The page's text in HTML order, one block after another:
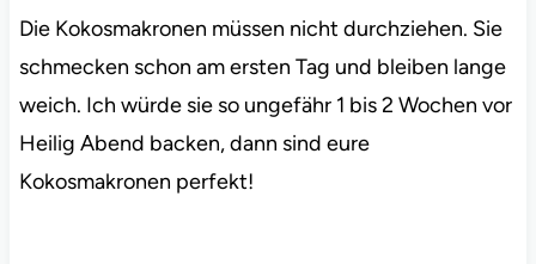
Die Kokosmakronen müssen nicht durchziehen. Sie
schmecken schon am ersten Tag und bleiben lange
weich. Ich würde sie so ungefähr 1 bis 2 Wochen vor
Heilig Abend backen, dann sind eure
Kokosmakronen perfekt!